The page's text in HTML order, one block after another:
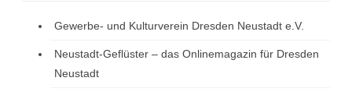
Gewerbe- und Kulturverein Dresden Neustadt e.V.
Neustadt-Geflüster – das Onlinemagazin für Dresden
Neustadt